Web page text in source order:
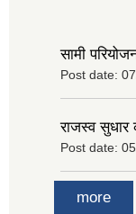
सामी
Post date:
राजस्व सुधार
Post date:
more